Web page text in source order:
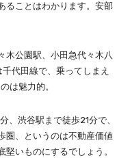
ることはわかります。安部
木公園駅、小田急代々木八
代田線で、乗ってしまえ
は魅力的。
、渋谷駅まで徒歩21分で、
圏、というのは不動産価値
いものにするでしょう。